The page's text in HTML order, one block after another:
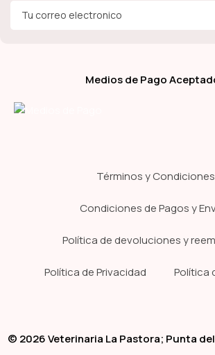
Medios de Pago
Términos y Condiciones
Condiciones de Pagos y
Política de devoluciones y
Política de Privacidad Política
© 2026 Veterinaria La Pastora; Punta